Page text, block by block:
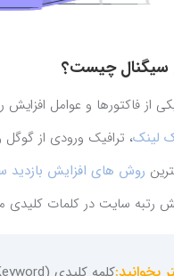
سیگنال چیست؟
از فاکتورها و عوامل
لینک، ترافیک ورودی از
روش های افزایش بازدید
رتبه سایت در کلمات